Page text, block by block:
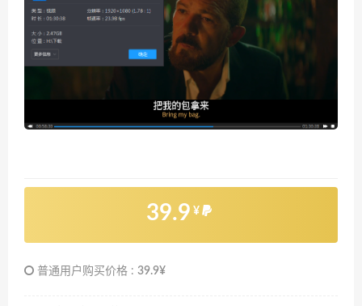
39.9 ¥
普通用户购买价格 : 39.9¥